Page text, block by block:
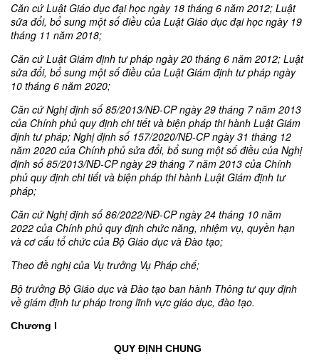
Căn cứ Luật Giáo dục đại học ngày 18 tháng 6 năm 2012; Luật
sửa đổi, bổ sung một số điều của Luật Giáo dục đại học ngày 19
tháng 11 năm 2018;
Căn cứ Luật Giám định tư pháp ngày 20 tháng 6 năm 2012; Luật
sửa đổi, bổ sung một số điều của Luật Giám định tư pháp ngày
10 tháng 6 năm 2020;
Căn cứ Nghị định số 85/2013/NĐ-CP ngày 29 tháng 7 năm 2013
của Chính phủ quy định chi tiết và biện pháp thi hành Luật Giám
định tư pháp; Nghị định số 157/2020/NĐ-CP ngày 31 tháng 12
năm 2020 của Chính phủ sửa đổi, bổ sung một số điều của Nghị
định số 85/2013/NĐ-CP ngày 29 tháng 7 năm 2013 của Chính
phủ quy định chi tiết và biện pháp thi hành Luật Giám định tư
pháp;
Căn cứ Nghị định số 86/2022/NĐ-CP ngày 24 tháng 10 năm
2022 của Chính phủ quy định chức năng, nhiệm vụ, quyền hạn
và cơ cấu tổ chức của Bộ Giáo dục và Đào tạo;
Theo đề nghị của Vụ trưởng Vụ Pháp chế;
Bộ trưởng Bộ Giáo dục và Đào tạo ban hành Thông tư quy định
về giám định tư pháp trong lĩnh vực giáo dục, đào tạo.
Chương I
QUY ĐỊNH CHUNG